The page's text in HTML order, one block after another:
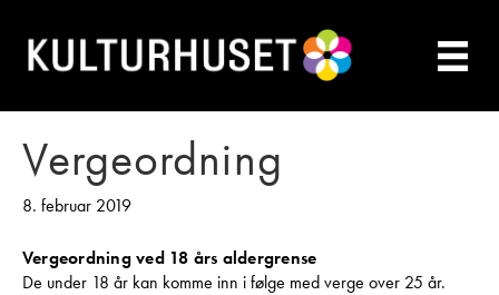
Vergeordning
8. februar 2019
Vergeordning ved 18 års aldergrense
De under 18 år kan komme inn i følge med verge over 25 år.